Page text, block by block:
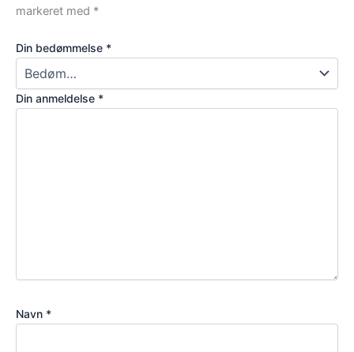
markeret med *
Din bedømmelse *
Din anmeldelse *
Navn *